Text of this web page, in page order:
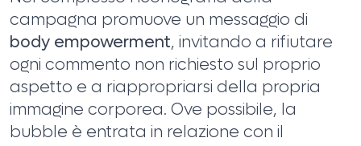
campagna promuove un messaggio di
body empowerment, invitando a rifiutare
ogni commento non richiesto sul proprio
aspetto e a riappropriarsi della propria
immagine corporea. Ove possibile, la
bubble è entrata in relazione con il